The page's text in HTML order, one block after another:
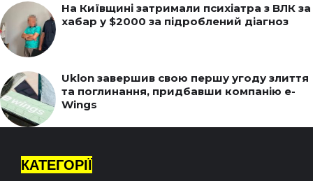
На Київщині затримали психіатра з ВЛК за
хабар у $2000 за підроблений діагноз
Uklon завершив свою першу угоду злиття
та поглинання, придбавши компанію e-
Wings
КАТЕГОРІЇ